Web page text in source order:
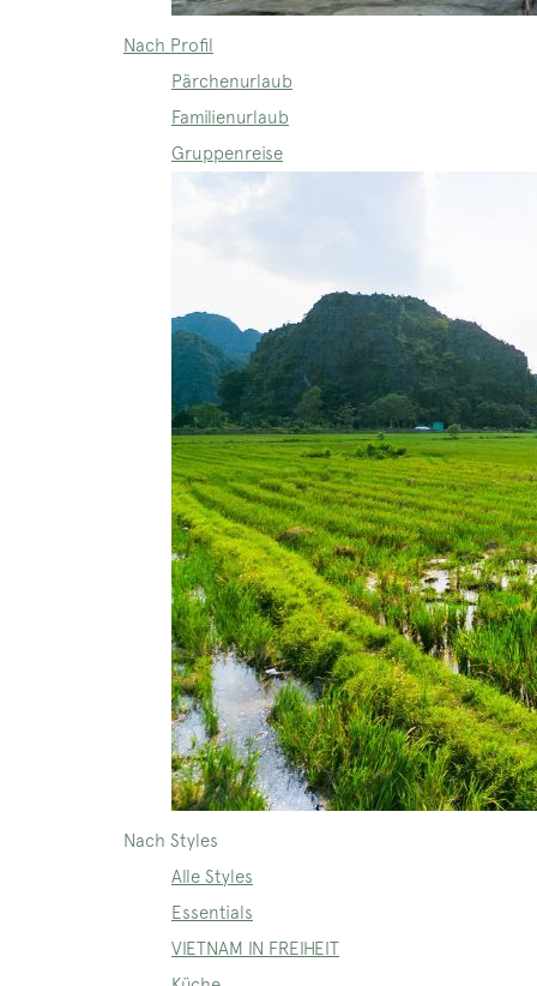
Nach Profil
Pärchenurlaub
Familienurlaub
Gruppenreise
Nach Styles
Alle Styles
Essentials
VIETNAM IN FREIHEIT